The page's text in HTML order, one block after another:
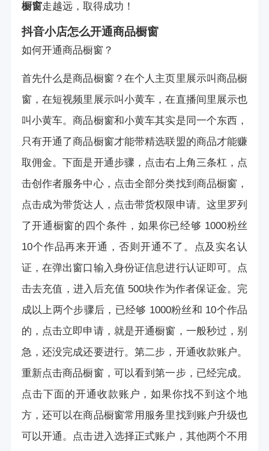
橱窗走越远，取得成功！
抖音小店怎么开通商品橱窗
如何开通商品橱窗？
首先什么是商品橱窗？在个人主页里展示叫商品橱
窗，在短视频里展示叫小黄车，在直播间里展示也
叫小黄车。商品橱窗和小黄车其实是同一个东西，
只有开通了商品橱窗才能带精选联盟的商品才能赚
取佣金。下面是开通步骤，点击右上角三条杠，点
击创作者服务中心，点击全部分类找到商品橱窗，
点击成为带货达人，点击带货权限申请。这里罗列
了开通橱窗的四个条件，如果你已经够 1000粉丝
10个作品再来开通，否则开通不了。点及实名认
证，在弹出窗口输入身份证信息进行认证即可。点
击去充值，进入后充值 500块作为作者保证金。完
成以上两个步骤后，已经够 1000粉丝和 10个作品
的，点击立即申请，就是开通橱窗，一般秒过，别
急，还没完成还要进行。第二步，开通收款账户。
重新点击商品橱窗，可以看到第一步，已经完成。
点击下面的开通收款账户，如果你找不到这个地
方，还可以在商品橱窗常用服务里找到账户升级也
可以开通。点击进入选择正式账户，其他两个不用